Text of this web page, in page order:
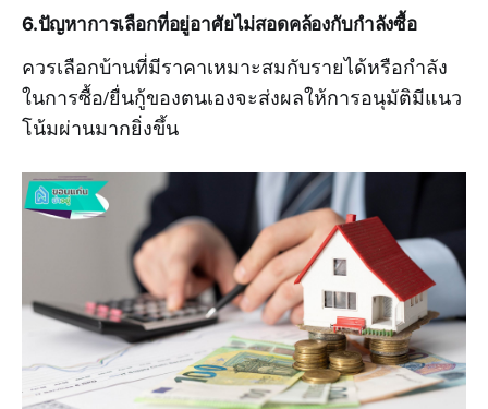
6.ปัญหาการเลือกที่อยู่อาศัยไม่สอดคล้องกับกำลังซื้อ
ควรเลือกบ้านที่มีราคาเหมาะสมกับรายได้หรือกำลัง
ในการซื้อ/ยื่นกู้ของตนเองจะส่งผลให้การอนุมัติมีแนว
โน้มผ่านมากยิ่งขึ้น